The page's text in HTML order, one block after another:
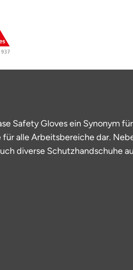
Safety Gloves ein Synonym für
alle Arbeitsbereiche dar.
diverse Schutzhandschuhe